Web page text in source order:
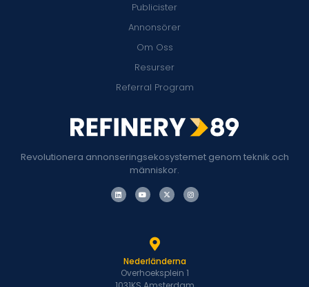
Revolutionera annonseringsekosystemet genom teknik och
människor.
Publicister
Annonsörer
Om Oss
Resurser
Referral Program
Nederländerna
Overhoeksplein 1